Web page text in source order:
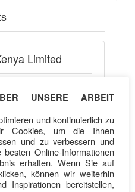
Limited
Vision Society
ACCOUNT
UNSERE ARBEIT
und kontinuierlich zu
Cookies, um die Ihnen
und zu verbessern und
Online-Informationen
erhalten. Wenn Sie auf
können wir weiterhin
Inspirationen bereitstellen,